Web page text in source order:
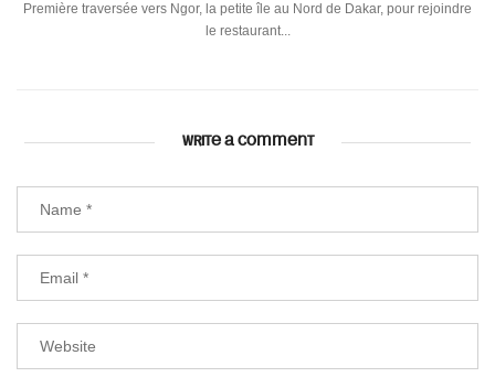
Première traversée vers Ngor, la petite île au Nord de Dakar, pour rejoindre
le restaurant...
WRITE A COMMENT